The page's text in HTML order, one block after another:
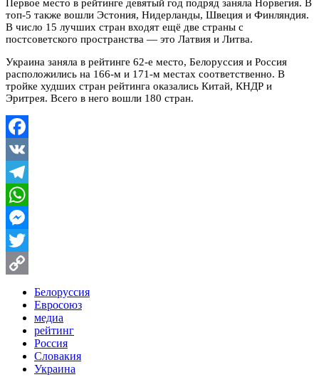
Первое место в рейтинге девятый год подряд заняла Норвегия. В
топ-5 также вошли Эстония, Нидерланды, Швеция и Финляндия.
В число 15 лучших стран входят ещё две страны с
постсоветского пространства — это Латвия и Литва.
Украина заняла в рейтинге 62-е место, Белоруссия и Россия
расположились на 166-м и 171-м местах соответственно. В
тройке худших стран рейтинга оказались Китай, КНДР и
Эритрея. Всего в него вошли 180 стран.
Facebook
VK
Telegram
WhatsApp
Messenger
Twitter
Link
Белоруссия
Евросоюз
медиа
рейтинг
Россия
Словакия
Украина